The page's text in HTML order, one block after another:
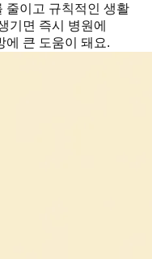
줄이고 규칙적인 생활
기면 즉시 병원에
에 큰 도움이 돼요.